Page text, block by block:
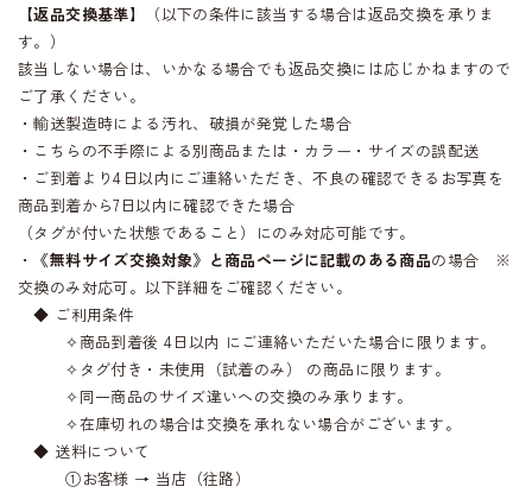
【返品交換基準】
（以下の条件に該当する場合は返品交換を承りま
す。）
該当しない場合は、いかなる場合でも返品交換には応じかねますので
ご了承ください。
・輸送製造時による汚れ、破損が発覚した場合
・こちらの不手際による別商品または・カラー・サイズの誤配送
・ご到着より4日以内にご連絡いただき、不良の確認できるお写真を
商品到着から7日以内に確認できた場合
（タグが付いた状態であること）にのみ対応可能です。
・
《無料サイズ交換対象》と商品ページに記載のある商品の場合 ※
交換のみ対応可。以下詳細をご確認ください。
◆ ご利用条件
✧商品到着後 4日以内 にご連絡いただいた場合に限ります。
✧タグ付き・未使用（試着のみ） の商品に限ります。
✧同一商品のサイズ違いへの交換のみ承ります。
✧在庫切れの場合は交換を承れない場合がございます。
◆ 送料について
①お客様 → 当店（往路）